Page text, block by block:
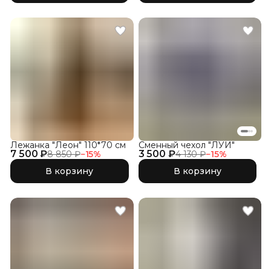
7 500 ₽8 850 ₽−15%
Лежанка "Леон" 110*70 см
В корзину
3 500 ₽4 130 ₽−15%
Сменный чехол "ЛУИ"
В корзину